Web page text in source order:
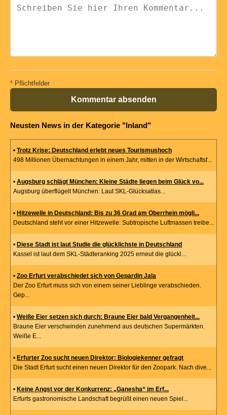
* Pflichtfelder
Kommentar absenden
Neusten News in der Kategorie "Inland"
• Trotz Krise: Deutschland erlebt neues Tourismushoch
498 Millionen Übernachtungen in einem Jahr, mitten in der Wirtschaftsf...
• Augsburg schlägt München: Kleine Städte liegen beim Glück vo...
Augsburg überflügelt München: Laut SKL-Glücksatlas...
• Hitzewelle in Deutschland: Bis zu 36 Grad am Oberrhein mögli...
Deutschland steht vor einer Hitzewelle: Subtropische Luftmassen treibe...
• Diese Stadt ist laut Studie die glücklichste in Deutschland
Kassel ist laut dem SKL-Städteranking 2025 erneut die glückl...
• Zoo Erfurt verabschiedet sich von Gepardin Jala
Der Zoo Erfurt muss sich von einem seiner Lieblinge verabschieden.
Gep...
• Weiße Eier setzen sich durch: Braune Eier bald Vergangenheit...
Braune Eier verschwinden zunehmend aus deutschen Supermärkten.
Weiße E...
• Erfurter Zoo sucht neuen Direktor: Biologiekenner gefragt
Die Stadt Erfurt sucht einen neuen Direktor für den Zoopark. Nach dive...
• Keine Angst vor der Konkurrenz: „Ganesha“ im Erf...
Erfurts gastronomische Landschaft begrüßt einen neuen Spiel...